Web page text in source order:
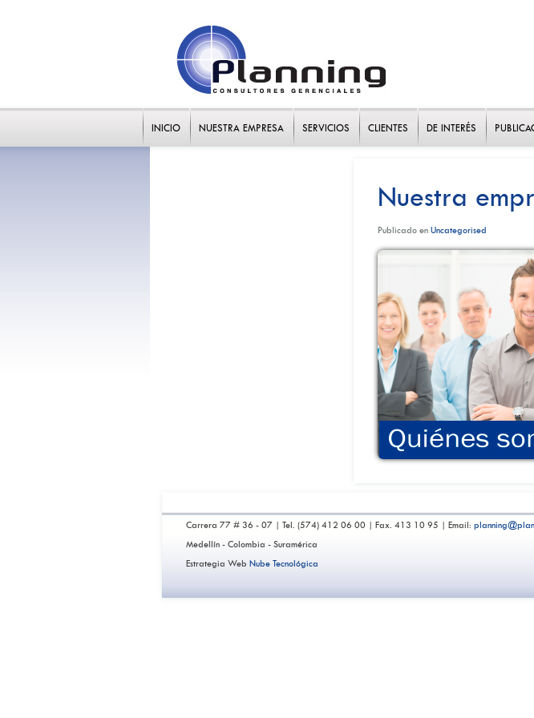
INICIO NUESTRA EMPRESA SERVICIOS CLIENTES DE INTERÉS
Nuestra
Publicado en Uncategorised
Carrera 77 # 36 - 07 | Tel. (574) 412 06 00 | Fax. 413 10 95 | Email:
Medellín - Colombia - Suramérica
Estrategia Web Nube Tecnológica